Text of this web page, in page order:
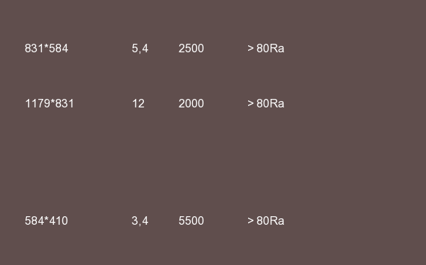
831*584 5,4 2500 > 80Ra
1179*831 12 2000 > 80Ra
584*410 3,4 5500 > 80Ra